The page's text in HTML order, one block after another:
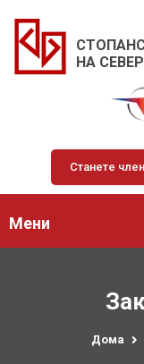
НА
Станете
Мени
Дома